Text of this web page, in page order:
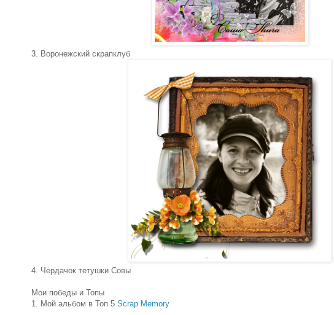
3. Воронежский скрапклуб
4. Чердачок тетушки Совы
Мои победы и Топы
1. Мой альбом в Топ 5 Scrap Memory